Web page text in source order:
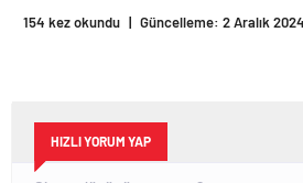
HIZLI YORUM YAP